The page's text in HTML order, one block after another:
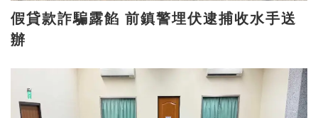
假貸款詐騙露餡 前鎮警埋伏逮捕收水手送
辦